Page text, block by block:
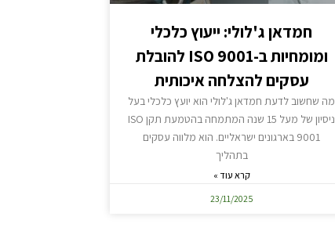
חמדאן ג'לולי: ייעוץ כלכלי
ומומחיות ב-ISO 9001 להובלת
עסקים להצלחה איכותית
מה שחשוב לדעת חמדאן ג'לולי הוא יועץ כלכלי בעל
ניסיון של מעל 15 שנה המתמחה בהטמעת תקן ISO
9001 בארגונים ישראליים. הוא מלווה עסקים
בתהליך
קרא עוד »
23/11/2025